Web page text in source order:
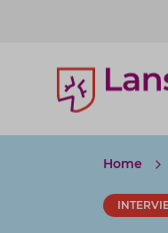
Lansigt
Home